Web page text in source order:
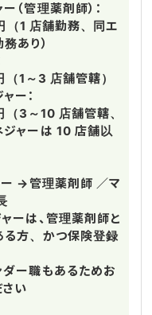
（管理薬剤師）：
1 店舗勤務、同エ
あり）
1～3 店舗管轄）
ー：
3～10 店舗管轄、
ジャーは 10 店舗以
→管理薬剤師 ／マ
ーは、管理薬剤師と
る方、かつ保険登録
ー職もあるためお
さい